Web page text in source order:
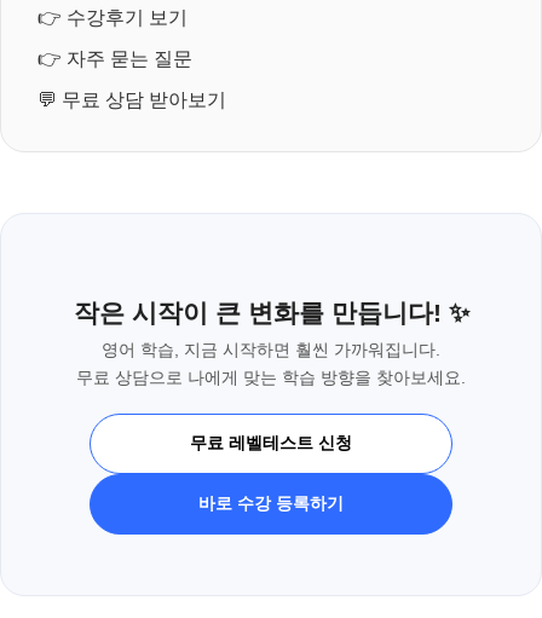
👉 수강후기 보기
👉 자주 묻는 질문
💬 무료 상담 받아보기
작은 시작이 큰 변화를 만듭니다! ✨
영어 학습, 지금 시작하면 훨씬 가까워집니다.
무료 상담으로 나에게 맞는 학습 방향을 찾아보세요.
무료 레벨테스트 신청
바로 수강 등록하기